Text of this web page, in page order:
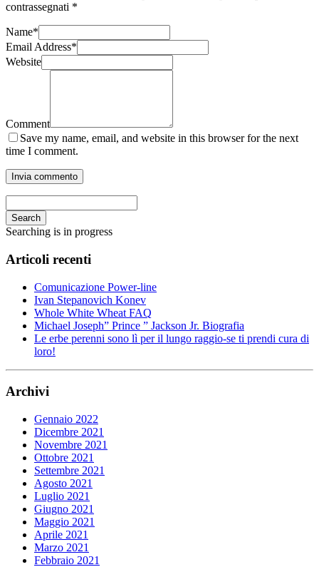
contrassegnati *
Name*
Email Address*
Website
Comment
Save my name, email, and website in this browser for the next
time I comment.
Search
Searching is in progress
Articoli recenti
Comunicazione Power-line
Ivan Stepanovich Konev
Whole White Wheat FAQ
Michael Joseph” Prince ” Jackson Jr. Biografia
Le erbe perenni sono lì per il lungo raggio-se ti prendi cura di
loro!
Archivi
Gennaio 2022
Dicembre 2021
Novembre 2021
Ottobre 2021
Settembre 2021
Agosto 2021
Luglio 2021
Giugno 2021
Maggio 2021
Aprile 2021
Marzo 2021
Febbraio 2021